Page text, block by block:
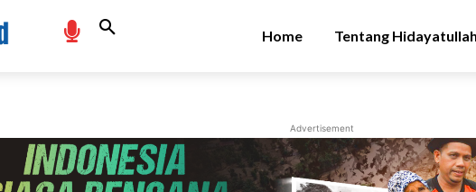
Home Tentang Hidayatullah
Advertisement